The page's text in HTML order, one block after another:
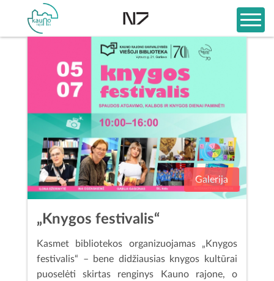
Galerija
„Knygos festivalis“
Kasmet bibliotekos organizuojamas „Knygos
festivalis“ – bene didžiausias knygos kultūrai
puoselėti skirtas renginys Kauno rajone, o